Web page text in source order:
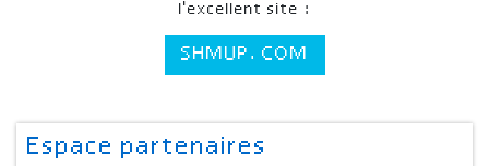
l'excellent site :
SHMUP.COM
Espace partenaires